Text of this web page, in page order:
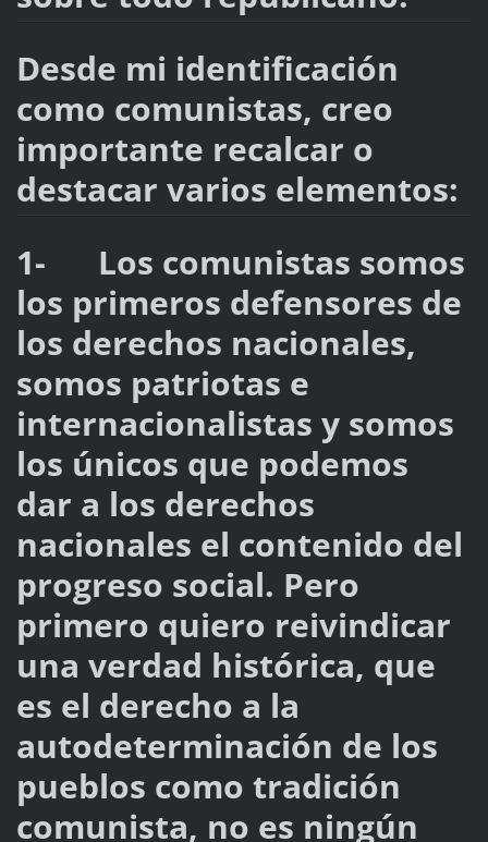
Desde mi identificación
como comunistas, creo
importante recalcar o
destacar varios elementos:
1- Los comunistas somos
los primeros defensores de
los derechos nacionales,
somos patriotas e
internacionalistas y somos
los únicos que podemos
dar a los derechos
nacionales el contenido del
progreso social. Pero
primero quiero reivindicar
una verdad histórica, que
es el derecho a la
autodeterminación de los
pueblos como tradición
comunista, no es ningún